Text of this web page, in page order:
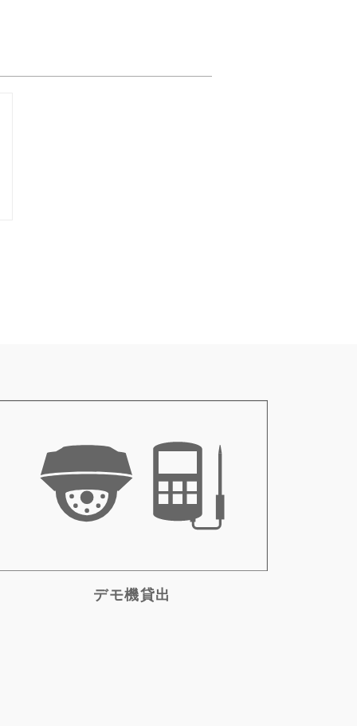
デモ機貸出